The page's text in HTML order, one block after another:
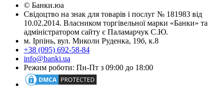
© Банки.юа
Свідоцтво на знак для товарів і послуг № 181983 від
10.02.2014. Власником торгівельної марки «Банки» та
адміністратором сайту є Паламарчук С.Ю.
м. Ірпінь, вул. Миколи Руденка, 19б, к.8
+38 (095) 692-58-84
info@banki.ua
Режим роботи: Пн-Пт з 09:00 до 18:00